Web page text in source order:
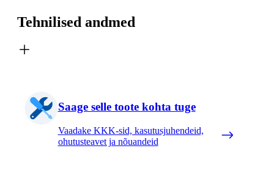
Tehnilised andmed
Saage selle toote kohta tuge
Vaadake KKK-sid, kasutusjuhendeid,
ohutusteavet ja nõuandeid